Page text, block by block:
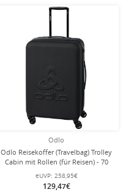
Odlo
Odlo Reisekoffer (Travelbag) Trolley
Cabin mit Rollen (für Reisen) - 70
eUVP: 258,95€
129,47€